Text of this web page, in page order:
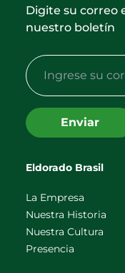
Digite su correo
nuestro boletín
Enviar
Eldorado Brasil
La Empresa
Nuestra Historia
Nuestra Cultura
Presencia